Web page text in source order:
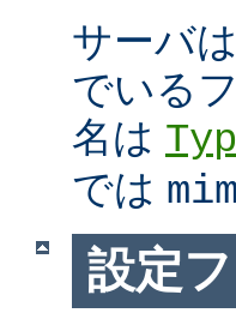
サーバ
でいる
名は
では
設定